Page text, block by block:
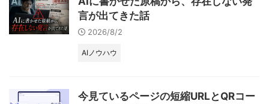
言が出てきた話
2026/8/2
AIノウハウ
今見ているページの短縮URLとQRコー